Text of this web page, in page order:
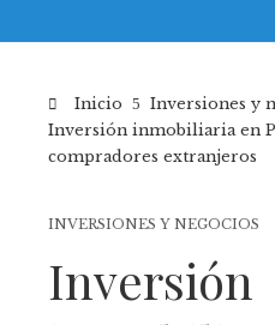
Inicio
Inversiones y
Inversión inmobiliaria en
compradores extranjeros
INVERSIONES Y NEGOCIOS
Inversión